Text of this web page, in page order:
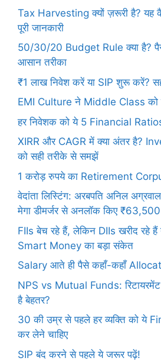
Tax Harvesting क्यों ज़रूरी है?
पूरी जानकारी
50/30/20 Budget Rule क्या है?
आसान तरीका
₹1 लाख निवेश करें या SIP शुरू करें?
EMI Culture ने Middle Class को
हर निवेशक को ये 5 Financial Ratios
XIRR और CAGR में क्या अंतर है?
को सही तरीके से समझें
1 करोड़ रुपये का Retirement
वेदांता लिस्टिंग: अरबपति अनिल
मेगा डीमर्जर से अनलॉक किए
FIIs बेच रहे हैं, लेकिन DIIs खरीद रहे हैं
Smart Money का बड़ा संकेत
Salary आते ही पैसे कहाँ-कहाँ
NPS vs Mutual Funds:
है बेहतर?
30 की उम्र से पहले हर व्यक्ति को ये
कर लेने चाहिए
SIP बंद करने से पहले ये जरूर पढ़ें!